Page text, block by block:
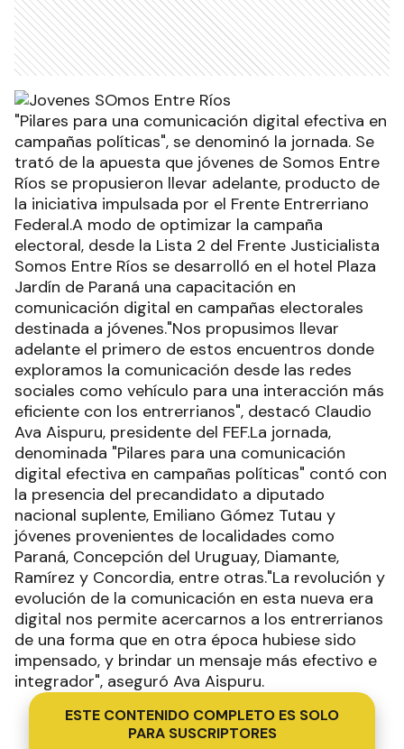
"Pilares para una comunicación digital efectiva en
campañas políticas", se denominó la jornada. Se
trató de la apuesta que jóvenes de Somos Entre
Ríos se propusieron llevar adelante, producto de
la iniciativa impulsada por el Frente Entrerriano
Federal.A modo de optimizar la campaña
electoral, desde la Lista 2 del Frente Justicialista
Somos Entre Ríos se desarrolló en el hotel Plaza
Jardín de Paraná una capacitación en
comunicación digital en campañas electorales
destinada a jóvenes."Nos propusimos llevar
adelante el primero de estos encuentros donde
exploramos la comunicación desde las redes
sociales como vehículo para una interacción más
eficiente con los entrerrianos", destacó Claudio
Ava Aispuru, presidente del FEF.La jornada,
denominada "Pilares para una comunicación
digital efectiva en campañas políticas" contó con
la presencia del precandidato a diputado
nacional suplente, Emiliano Gómez Tutau y
jóvenes provenientes de localidades como
Paraná, Concepción del Uruguay, Diamante,
Ramírez y Concordia, entre otras."La revolución y
evolución de la comunicación en esta nueva era
digital nos permite acercarnos a los entrerrianos
de una forma que en otra época hubiese sido
impensado, y brindar un mensaje más efectivo e
integrador", aseguró Ava Aispuru.
ESTE CONTENIDO COMPLETO ES SOLO
PARA SUSCRIPTORES